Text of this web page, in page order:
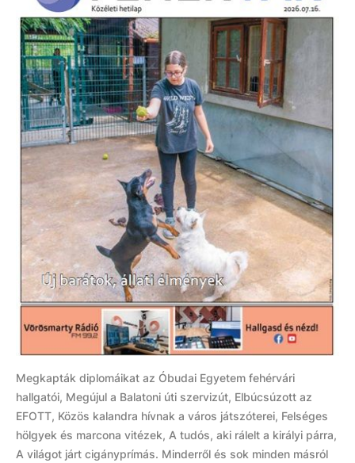
Megkapták diplomáikat az Óbudai Egyetem fehérvári
hallgatói, Megújul a Balatoni úti szervizút, Elbúcsúzott az
EFOTT, Közös kalandra hívnak a város játszóterei, Felséges
hölgyek és marcona vitézek, A tudós, aki rálelt a királyi párra,
A világot járt cigányprímás. Minderről és sok minden másról